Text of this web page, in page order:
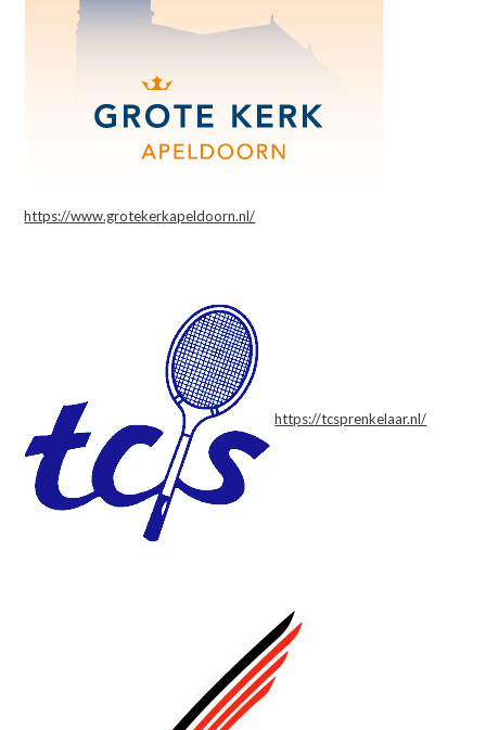
https://www.grotekerkapeldoorn.nl/
https://tcsprenkelaar.nl/